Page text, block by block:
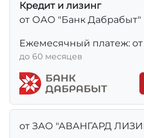
Кредит и лизинг
от ОАО "Банк Дабрабыт"
Ежемесячный платеж: от
до 60 месяцев
от ЗАО "АВАНГАРД